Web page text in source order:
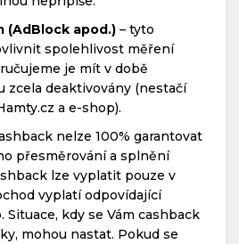
(AdBlock apod.) – tyto
spolehlivost měření
je mít v době
zcela deaktivovány (nestačí
a e-shop).
nelze 100% garantovat
přesměrování a splnění
lze vyplatit pouze v
vyplatí odpovídající
Situace, kdy se Vám cashback
mohou nastat. Pokud se